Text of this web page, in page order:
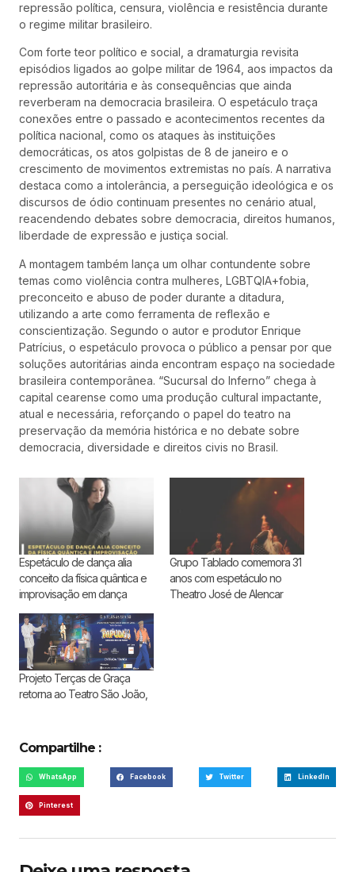
repressão política, censura, violência e resistência durante
o regime militar brasileiro.
Com forte teor político e social, a dramaturgia revisita
episódios ligados ao golpe militar de 1964, aos impactos da
repressão autoritária e às consequências que ainda
reverberam na democracia brasileira. O espetáculo traça
conexões entre o passado e acontecimentos recentes da
política nacional, como os ataques às instituições
democráticas, os atos golpistas de 8 de janeiro e o
crescimento de movimentos extremistas no país. A narrativa
destaca como a intolerância, a perseguição ideológica e os
discursos de ódio continuam presentes no cenário atual,
reacendendo debates sobre democracia, direitos humanos,
liberdade de expressão e justiça social.
A montagem também lança um olhar contundente sobre
temas como violência contra mulheres, LGBTQIA+fobia,
preconceito e abuso de poder durante a ditadura,
utilizando a arte como ferramenta de reflexão e
conscientização. Segundo o autor e produtor Enrique
Patrícius, o espetáculo provoca o público a pensar por que
soluções autoritárias ainda encontram espaço na sociedade
brasileira contemporânea. “Sucursal do Inferno” chega à
capital cearense como uma produção cultural impactante,
atual e necessária, reforçando o papel do teatro na
preservação da memória histórica e no debate sobre
democracia, diversidade e direitos civis no Brasil.
Espetáculo de dança alia
conceito da física quântica e
improvisação em dança
Grupo Tablado comemora 31
anos com espetáculo no
Theatro José de Alencar
Projeto Terças de Graça
retorna ao Teatro São João,
Compartilhe :
WhatsApp Facebook Twitter LinkedIn
Pinterest